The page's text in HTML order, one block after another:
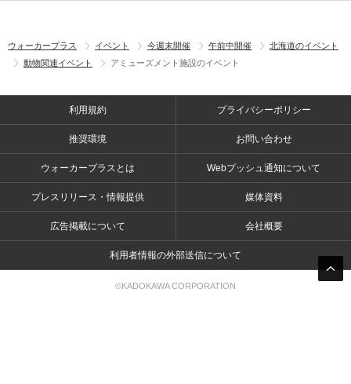
ウォーカープラス イベント 今週末開催 午前中開催
北海道のイベント
動物関連イベント
アミューズメント施設のイベント
利用規約 プライバシーポリシー
推奨環境 お問い合わせ
ウォーカープラスとは Webプッシュ通知について
プレスリリース・情報提供 媒体資料
広告掲載について 会社概要
利用者情報の外部送信について
©KADOKAWA CORPORATION